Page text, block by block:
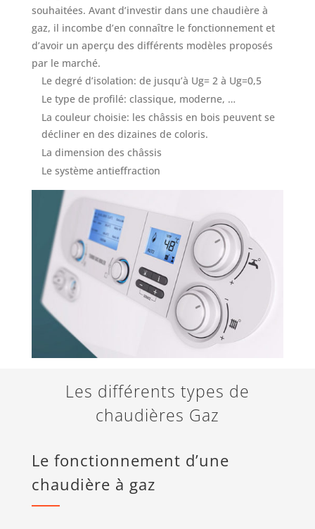
souhaitées. Avant d’investir dans une chaudière à
gaz, il incombe d’en connaître le fonctionnement et
d’avoir un aperçu des différents modèles proposés
par le marché.
Le degré d’isolation: de jusqu’à Ug= 2 à Ug=0,5
Le type de profilé: classique, moderne, …
La couleur choisie: les châssis en bois peuvent se
décliner en des dizaines de coloris.
La dimension des châssis
Le système antieffraction
Les différents types de
chaudières Gaz
Le fonctionnement d’une
chaudière à gaz